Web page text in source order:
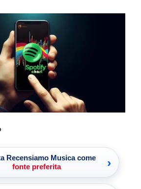
Recensiamo Musica come
fonte preferita
›